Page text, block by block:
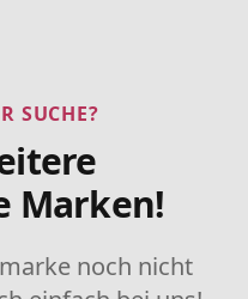
SUCHE?
Marken!
noch nicht